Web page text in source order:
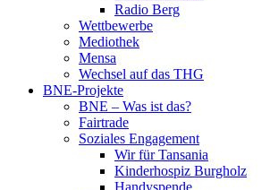
Radio Berg
Wettbewerbe
Mediothek
Mensa
Wechsel auf das THG
BNE-Projekte
BNE – Was ist das?
Fairtrade
Soziales Engagement
Wir für Tansania
Kinderhospiz Burgholz
Handyspende